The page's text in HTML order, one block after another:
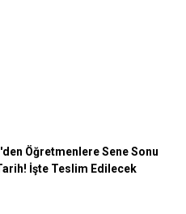
Öğretmenlere Sene Sonu
İşte Teslim Edilecek